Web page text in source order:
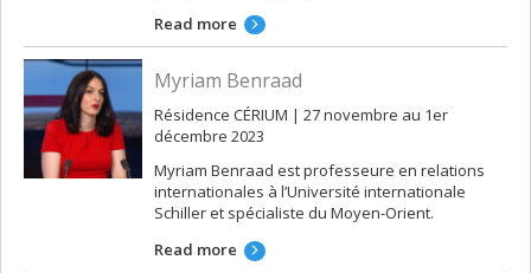
Read more
Myriam Benraad
Résidence CÉRIUM | 27 novembre au 1er
décembre 2023
Myriam Benraad est professeure en relations
internationales à l’Université internationale
Schiller et spécialiste du Moyen-Orient.
Read more